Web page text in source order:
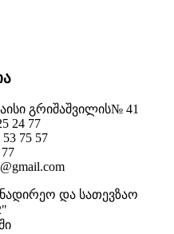
გრიშაშვილის№ 41
24 77
75 57
და სათევზაო